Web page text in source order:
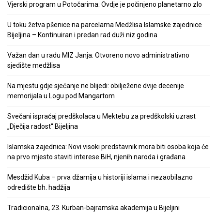
Vjerski program u Potočarima: Ovdje je počinjeno planetarno zlo
U toku žetva pšenice na parcelama Medžlisa Islamske zajednice
Bijeljina – Kontinuiran i predan rad duži niz godina
Važan dan u radu MIZ Janja: Otvoreno novo administrativno
sjedište medžlisa
Na mjestu gdje sjećanje ne blijedi: obilježene dvije decenije
memorijala u Logu pod Mangartom
Svečani ispraćaj predškolaca u Mektebu za predškolski uzrast
„Dječija radost“ Bijeljina
Islamska zajednica: Novi visoki predstavnik mora biti osoba koja će
na prvo mjesto staviti interese BiH, njenih naroda i građana
Mesdžid Kuba – prva džamija u historiji islama i nezaobilazno
odredište bh. hadžija
Tradicionalna, 23. Kurban-bajramska akademija u Bijeljini